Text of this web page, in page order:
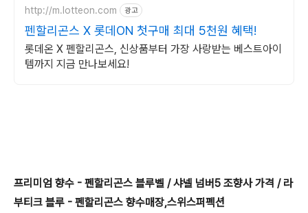
http://m.lotteon.com 광고
펜할리곤스 X 롯데ON 첫구매 최대 5천원 혜택!
롯데온 X 펜할리곤스, 신상품부터 가장 사랑받는 베스트아이
템까지 지금 만나보세요!
프리미엄 향수 - 펜할리곤스 블루벨 / 샤넬 넘버5 조향사 가격 / 라
부티크 블루 - 펜할리곤스 향수매장,스위스퍼펙션